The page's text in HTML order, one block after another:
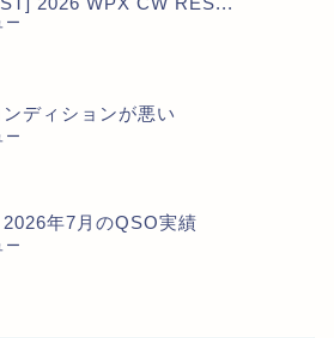
ー
ディションが悪い
ー
年7月のQSO実績
ー